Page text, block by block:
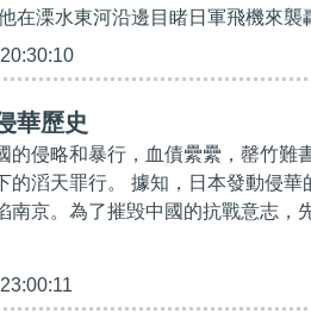
在溧水東河沿邊目睹日軍飛機來襲
華歷史
的侵略和暴行，血債纍纍，罄竹難
的滔天罪行。 據知，日本發動侵
南京。為了摧毁中國的抗戰意志，